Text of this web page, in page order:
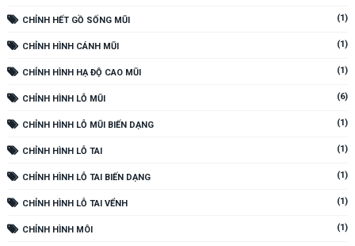
CHỈNH HẾT GỒ SỐNG MŨI (1)
CHỈNH HÌNH CÁNH MŨI (1)
CHỈNH HÌNH HẠ ĐỘ CAO MŨI (1)
CHỈNH HÌNH LỖ MŨI (6)
CHỈNH HÌNH LỖ MŨI BIẾN DẠNG (1)
CHỈNH HÌNH LỖ TAI (1)
CHỈNH HÌNH LỖ TAI BIẾN DẠNG (1)
CHỈNH HÌNH LỖ TAI VỂNH (1)
CHỈNH HÌNH MÔI (1)